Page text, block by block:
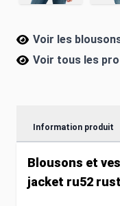
Voir les
Voir tous les
Information produit
Blousons et
jacket ru52